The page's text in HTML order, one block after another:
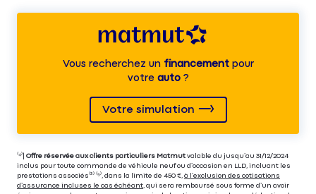
Vous recherchez unfinancementpour
votre auto?
Votre simulation
⁽⁴⁾| Offre réservée aux clients particuliers Matmut valable du jusqu’au 31/12/2024
inclus pour toute commande de véhicule neuf ou d’occasion en LLD, incluant les
prestations associés⁽³⁾ ⁽⁵⁾, dans la limite de 450 €, à l’exclusion des cotisations
d’assurance incluses le cas échéant , qui sera remboursé sous forme d’un avoir